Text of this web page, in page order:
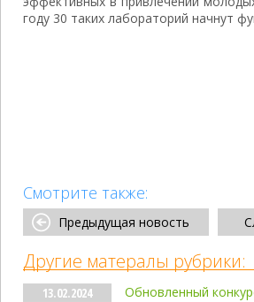
году 30 таких лабораторий начнут
Смотрите также:
Предыдущая новость
Другие матералы рубрики:
13.02.2024
Обновленный